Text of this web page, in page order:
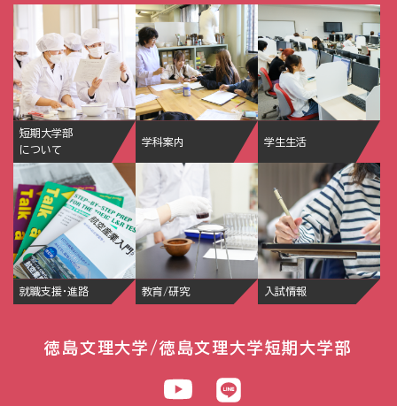
短期大学部
について
学科案内 学生生活
就職支援・進路 教育/研究 入試情報
徳島文理大学/徳島文理大学短期大学部